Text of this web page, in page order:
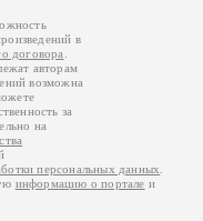
в
договора
авторам
возможна
за
на
персональных данных
информацию о портале и